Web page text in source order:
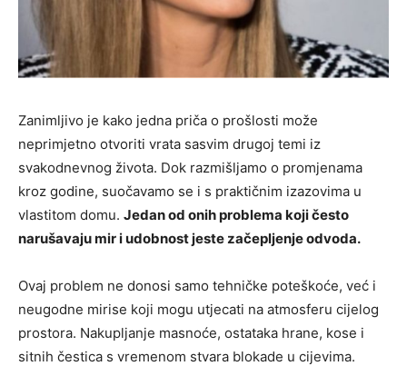
Zanimljivo je kako jedna priča o prošlosti može
neprimjetno otvoriti vrata sasvim drugoj temi iz
svakodnevnog života. Dok razmišljamo o promjenama
kroz godine, suočavamo se i s praktičnim izazovima u
vlastitom domu. Jedan od onih problema koji često
narušavaju mir i udobnost jeste začepljenje odvoda.
Ovaj problem ne donosi samo tehničke poteškoće, već i
neugodne mirise koji mogu utjecati na atmosferu cijelog
prostora. Nakupljanje masnoće, ostataka hrane, kose i
sitnih čestica s vremenom stvara blokade u cijevima.